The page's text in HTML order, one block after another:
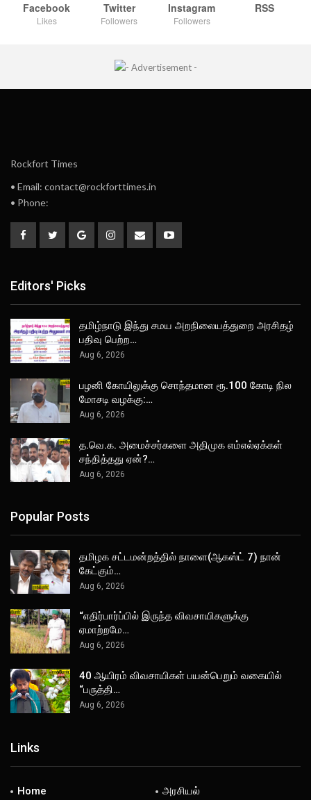
Facebook
Likes
Twitter
Followers
Instagram
Followers
RSS
Rockfort Times
• Email: contact@rockforttimes.in
• Phone:
Editors' Picks
தமிழ்நாடு இந்து சமய அறநிலையத்துறை அரசிதழ்
பதிவு பெற்ற…
Aug 6, 2026
பழனி கோயிலுக்கு சொந்தமான ரூ.100 கோடி நில
மோசடி வழக்கு:…
Aug 6, 2026
த.வெ.க. அமைச்சர்களை அதிமுக எம்எல்ஏக்கள்
சந்தித்தது ஏன்?…
Aug 6, 2026
Popular Posts
தமிழக சட்டமன்றத்தில் நாளை(ஆகஸ்ட் 7) நான்
கேட்கும்…
Aug 6, 2026
“எதிர்பார்ப்பில் இருந்த விவசாயிகளுக்கு
ஏமாற்றமே…
Aug 6, 2026
40 ஆயிரம் விவசாயிகள் பயன்பெறும் வகையில்
“பருத்தி…
Aug 6, 2026
Links
Home அரசியல்